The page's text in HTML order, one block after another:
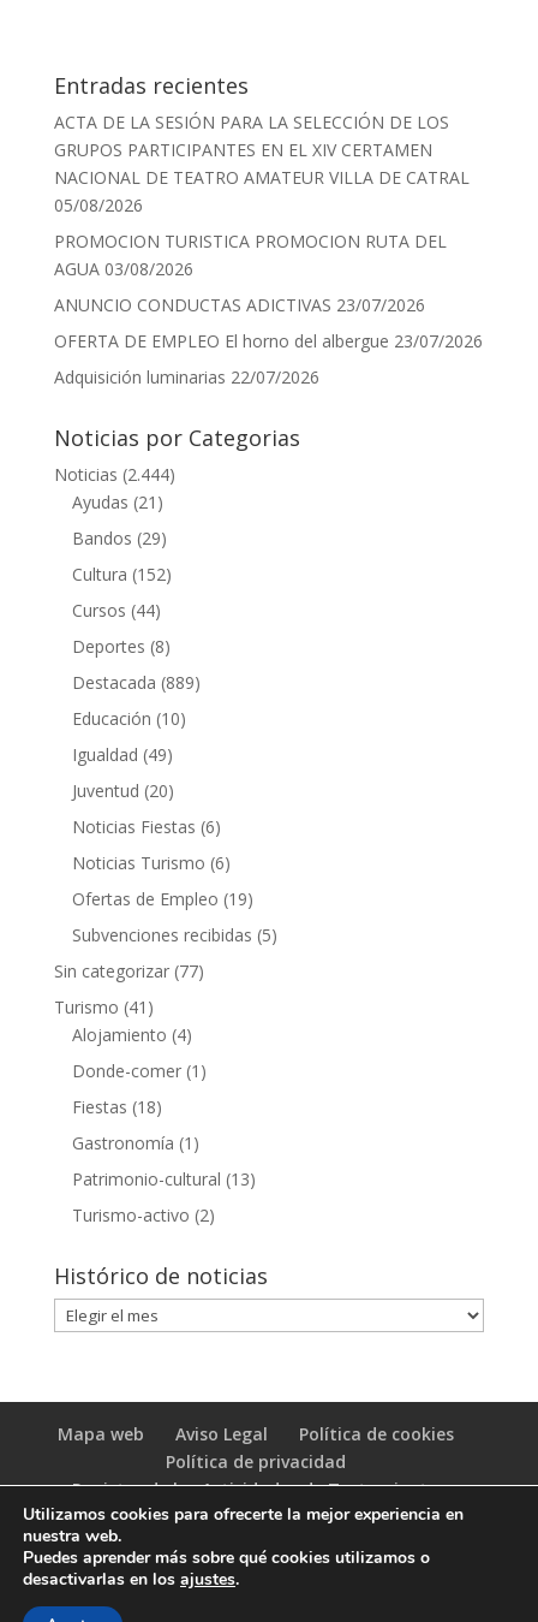
Entradas recientes
ACTA DE LA SESIÓN PARA LA SELECCIÓN DE LOS
GRUPOS PARTICIPANTES EN EL XIV CERTAMEN
NACIONAL DE TEATRO AMATEUR VILLA DE CATRAL
05/08/2026
PROMOCION TURISTICA PROMOCION RUTA DEL
AGUA 03/08/2026
ANUNCIO CONDUCTAS ADICTIVAS 23/07/2026
OFERTA DE EMPLEO El horno del albergue 23/07/2026
Adquisición luminarias 22/07/2026
Noticias por Categorias
Noticias (2.444)
Ayudas (21)
Bandos (29)
Cultura (152)
Cursos (44)
Deportes (8)
Destacada (889)
Educación (10)
Igualdad (49)
Juventud (20)
Noticias Fiestas (6)
Noticias Turismo (6)
Ofertas de Empleo (19)
Subvenciones recibidas (5)
Sin categorizar(77)
Turismo (41)
Alojamiento (4)
Donde-comer(1)
Fiestas (18)
Gastronomía (1)
Patrimonio-cultural (13)
Turismo-activo (2)
Histórico de noticias
Histórico
de
Mapa web Aviso Legal
Política de cookies
Política de privacidad
Registro de las Actividades de Tratamiento
(RAT)
Utilizamos cookies para ofrecerte la mejor experiencia en
nuestra web.
Puedes aprender más sobre qué cookies utilizamos o
desactivarlas en los ajustes.